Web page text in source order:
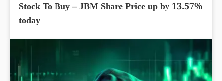
Stock To Buy – JBM Share Price up by 13.57%
today